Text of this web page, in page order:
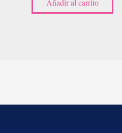
Añadir al carrito